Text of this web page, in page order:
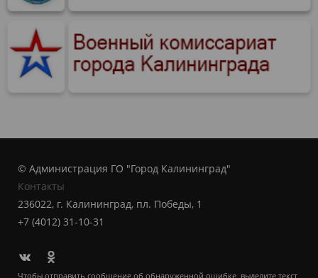
© Администрация ГО "Город Калининград"
Контакты
236022, г. Калининград, пл. Победы, 1
+7 (4012) 31-10-31
Чтобы отправить сообщение об обнаруженной ошибке, выделите текст